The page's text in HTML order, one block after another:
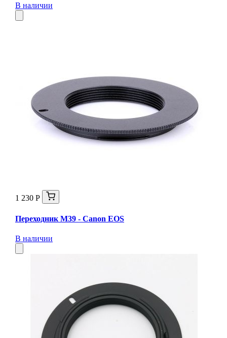
В наличии
1 230 Р
Переходник M39 - Canon EOS
В наличии